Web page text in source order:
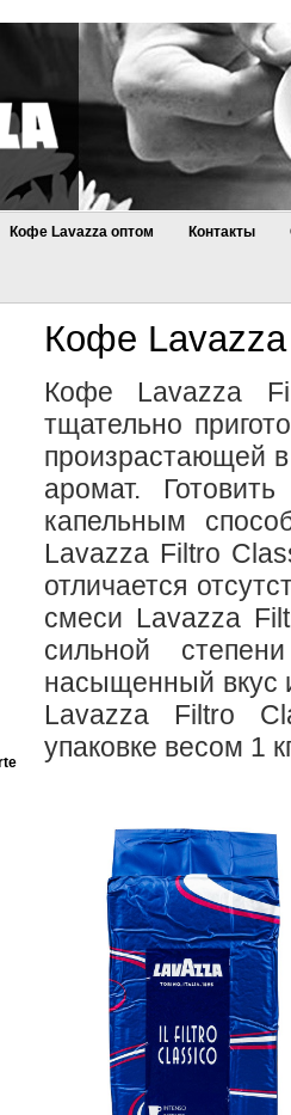
Кофе Lavazza оптом Контакты
Кофе
Кофе Lavazza
тщательно
произрастающей
аромат.
капельным
Lavazza Filtro
отличается
смеси Lavazza
сильной
насыщенный вкус
Lavazza Filtro
упаковке весом 1